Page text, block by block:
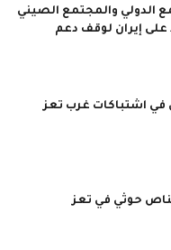
الدولي والمجتمع الصيني
إيران لوقف دعم
حوثي في تعز